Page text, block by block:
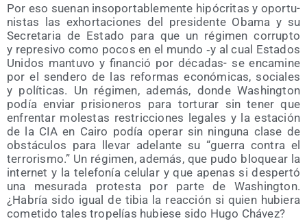
Por eso sue­nan inso­por­ta­ble­men­te hipó­cri­tas y opor­tu­
nis­tas las exhor­ta­cio­nes del pre­si­den­te Oba­ma y su
Secre­ta­ria de Esta­do para que un régi­men corrup­to
y repre­si­vo como pocos en el mun­do ‑y al cual Esta­dos
Uni­dos man­tu­vo y finan­ció por déca­das- se enca­mi­ne
por el sen­de­ro de las refor­mas eco­nó­mi­cas, socia­les
y polí­ti­cas. Un régi­men, ade­más, don­de Washing­ton
podía enviar pri­sio­ne­ros para tor­tu­rar sin tener que
enfren­tar moles­tas res­tric­cio­nes lega­les y la esta­ción
de la CIA en Cai­ro podía ope­rar sin nin­gu­na cla­se de
obs­tácu­los para lle­var ade­lan­te su “gue­rra con­tra el
terro­ris­mo.” Un régi­men, ade­más, que pudo blo­quear la
inter­net y la tele­fo­nía celu­lar y que ape­nas si des­per­tó
una mesu­ra­da pro­tes­ta por par­te de Washing­ton.
¿Habría sido igual de tibia la reac­ción si quien hubie­ra
come­ti­do tales tro­pe­lías hubie­se sido Hugo Chávez?